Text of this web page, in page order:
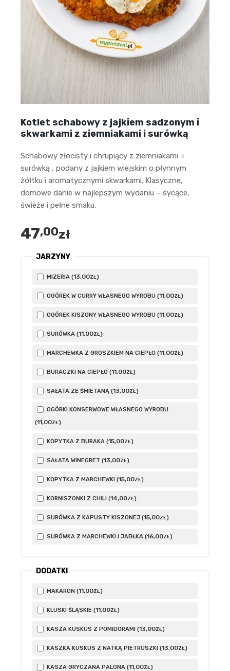
Kotlet schabowy z jajkiem sadzonym i
skwarkami z ziemniakami i surówką
Schabowy złocisty i chrupiący z ziemniakami i
surówką , podany z jajkiem wiejskim o płynnym
żółtku i aromatycznymi skwarkami. Klasyczne,
domowe danie w najlepszym wydaniu – sycące,
świeże i pełne smaku.
47,00zł
JARZYNY
MIZERIA (13,00ZŁ)
OGÓREK W CURRY WŁASNEGO WYROBU (11,00ZŁ)
OGÓREK KISZONY WŁASNEGO WYROBU (11,00ZŁ)
SURÓWKA (11,00ZŁ)
MARCHEWKA Z GROSZKIEM NA CIEPŁO (11,00ZŁ)
BURACZKI NA CIEPŁO (11,00ZŁ)
SAŁATA ZE ŚMIETANĄ (13,00ZŁ)
OGÓRKI KONSERWOWE WŁASNEGO WYROBU
(11,00ZŁ)
KOPYTKA Z BURAKA (15,00ZŁ)
SAŁATA WINEGRET (13,00ZŁ)
KOPYTKA Z MARCHEWKI (15,00ZŁ)
KORNISZONKI Z CHILI (14,00ZŁ)
SURÓWKA Z KAPUSTY KISZONEJ (15,00ZŁ)
SURÓWKA Z MARCHEWKI I JABŁKA (16,00ZŁ)
DODATKI
MAKARON (11,00ZŁ)
KLUSKI ŚLĄSKIE (11,00ZŁ)
KASZA KUSKUS Z POMIDORAMI (13,00ZŁ)
KASZKA KUSKUS Z NATKĄ PIETRUSZKI (13,00ZŁ)
KASZA GRYCZANA PALONA (11,00ZŁ)